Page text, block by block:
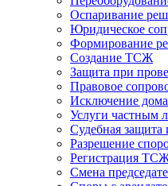
Оспаривание
Юридическое
Формирование
Создание ТСЖ
Защита при
Правовое
Исключение
Услуги частным
Судебная
Разрешение
Регистрация
Смена